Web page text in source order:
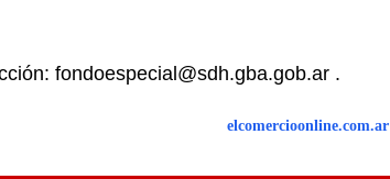
fondoespecial@sdh.gba.gob.ar .
elcomercioonline.com.ar